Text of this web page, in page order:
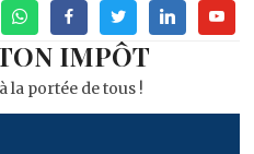
WhatsAppFacebookTwitterLinkedin
IMPÔT
la portée de tous !